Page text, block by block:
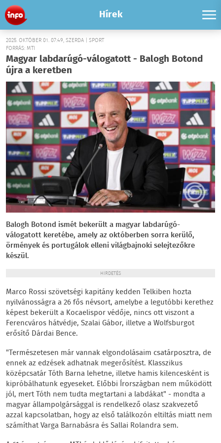
Hírek
2025. OKTÓBER 01. 07:49, SZERDA | SPORT
FORRÁS: MTI
Magyar labdarúgó-válogatott - Balogh Botond
újra a keretben
Balogh Botond ismét bekerült a magyar labdarúgó-
válogatott keretébe, amely az októberben sorra kerülő,
örmények és portugálok elleni világbajnoki selejtezőkre
készül.
HIRDETÉS
Marco Rossi szövetségi kapitány kedden Telkiben hozta
nyilvánosságra a 26 fős névsort, amelybe a legutóbbi kerethez
képest bekerült a Kocaelispor védője, nincs ott viszont a
Ferencváros hátvédje, Szalai Gábor, illetve a Wolfsburgot
erősítő Dárdai Bence.
"Természetesen már vannak elgondolásaim csatárposztra, de
ennek az edzések adhatnak megerősítést. Klasszikus
középcsatár Tóth Barna lehetne, illetve hamis kilencesként is
kipróbálhatunk egyeseket. Előbbi Írországban nem működött
jól, mert Tóth nem tudta megtartani a labdákat" - mondta a
magyar állampolgársággal is rendelkező olasz szakvezető
azzal kapcsolatban, hogy az első találkozón eltiltás miatt nem
számíthat Varga Barnabásra és Sallai Rolandra sem.